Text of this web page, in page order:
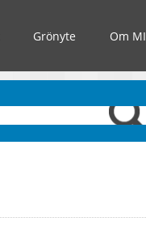
Grönyte Om MI